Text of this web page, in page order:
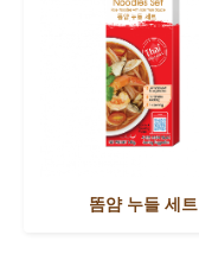
똠얌 누들 세트